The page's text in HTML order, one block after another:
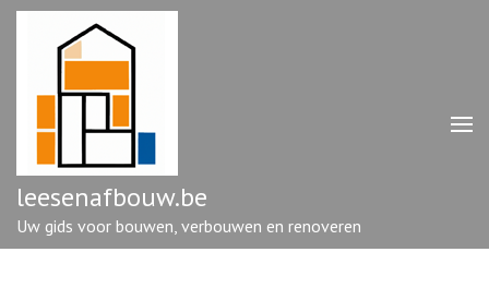
Ga
enter)
leesenafbouw.be
Uw gids voor bouwen, verbouwen en renoveren